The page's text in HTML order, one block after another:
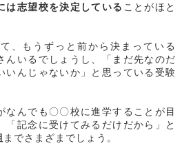
は志望校を決定している ことがほと
、もうずっと前から決まっている
んいるでしょうし、「まだ先なのだ
いんじゃないか」と思っている受験
なんでも〇〇校に進学することが目
「記念に受けてみるだけだから」と
までさまざまでしょう。